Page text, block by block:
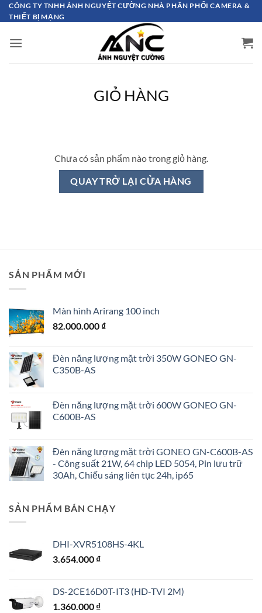
Bỏ
qua
dung
CÔNG TY TNHH ÁNH NGUYỆT CƯỜNG NHÀ PHÂN PHỐI CAMERA &
THIẾT BỊ MẠNG
GIỎ HÀNG
Chưa có sản phẩm nào trong giỏ hàng.
QUAY TRỞ LẠI CỬA HÀNG
SẢN PHẨM MỚI
Màn hình Arirang 100 inch
82.000.000 ₫
Đèn năng lượng mặt trời 350W GONEO GN-
C350B-AS
Đèn năng lượng mặt trời 600W GONEO GN-
C600B-AS
Đèn năng lượng mặt trời GONEO GN-C600B-AS
- Công suất 21W, 64 chip LED 5054, Pin lưu trữ
30Ah, Chiếu sáng liên tục 24h, ip65
SẢN PHẨM BÁN CHẠY
DHI-XVR5108HS-4KL
3.654.000 ₫
DS-2CE16D0T-IT3 (HD-TVI 2M)
1.360.000 ₫